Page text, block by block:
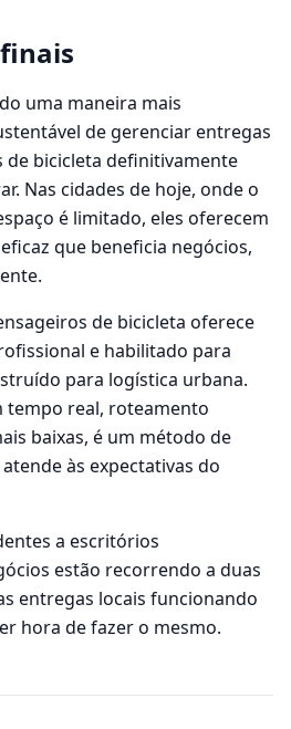
uma maneira mais
de gerenciar entregas
de bicicleta definitivamente
Nas cidades de hoje, onde o
é limitado, eles oferecem
que beneficia negócios,
de bicicleta oferece
e habilitado para
para logística urbana.
tempo real, roteamento
baixas, é um método de
às expectativas do
a escritórios
estão recorrendo a duas
entregas locais funcionando
hora de fazer o mesmo.